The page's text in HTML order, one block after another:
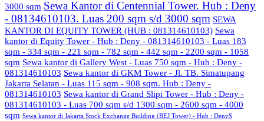
3000 sqm Sewa Kantor di Centennial Tower. Hub : Deny
- 08134610103. Luas 200 sqm s/d 3000 sqm SEWA
KANTOR DI EQUITY TOWER (HUB : 081314610103) Sewa
kantor di Equity Tower - Hub : Deny - 081314610103 - Luas 183
sqm - 334 sqm - 221 sqm - 782 sqm - 442 sqm - 2200 sqm - 1058
sqm Sewa kantor di Gallery West - Luas 750 sqm - Hub : Deny -
081314610103 Sewa kantor di GKM Tower - Jl. TB. Simatupang
Jakarta Selatan - Luas 115 sqm - 908 sqm. Hub : Deny -
081314610103 Sewa kantor di Grand Slipi Tower - Hub : Deny -
081314610103 - Luas 700 sqm s/d 1300 sqm - 2600 sqm - 4000
sqm Sewa kantor di Jakarta Stock Exchange Building (BEJ Tower) - Hub : DenyS